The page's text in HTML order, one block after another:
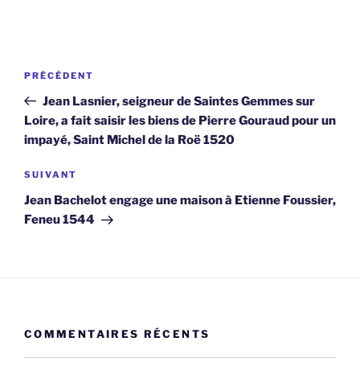
Navigation
l’article
Article
précédent
PRÉCÉDENT
Jean Lasnier, seigneur de Saintes Gemmes sur
Loire, a fait saisir les biens de Pierre Gouraud pour un
impayé, Saint Michel de la Roë 1520
Article
suivant
SUIVANT
Jean Bachelot engage une maison à Etienne Foussier,
Feneu 1544
COMMENTAIRES RÉCENTS